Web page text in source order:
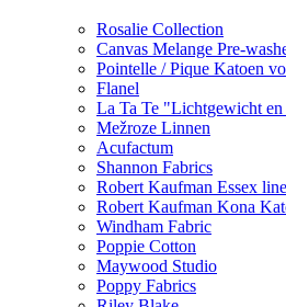
Rosalie Collection
Canvas Melange Pre-
Pointelle / Pique Katoen
Flanel
La Ta Te "Lichtgewicht en
Mežroze Linnen
Acufactum
Shannon Fabrics
Robert Kaufman Essex
Robert Kaufman Kona
Windham Fabric
Poppie Cotton
Maywood Studio
Poppy Fabrics